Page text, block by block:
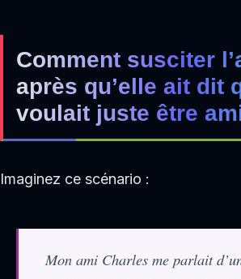
Comment susciter
après qu’elle ait dit
voulait juste être
Imaginez ce scénario :
Mon ami Charles me parlait